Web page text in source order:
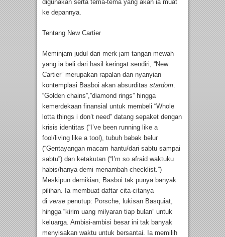
digunakan serta tema-tema yang akan ia muat
ke depannya.
Tentang New Cartier
Meminjam judul dari merk jam tangan mewah
yang ia beli dari hasil keringat sendiri, “New
Cartier” merupakan rapalan dan nyanyian
kontemplasi Basboi akan absurditas stardom
“Golden chains”,”diamond rings” hingga
kemerdekaan finansial untuk membeli “Whole
lotta things i don’t need” datang sepaket dengan
krisis identitas (“I’ve been running like a
fool/living like a tool), tubuh babak belur
(“Gentayangan macam hantu/dari sabtu sampai
sabtu”) dan ketakutan (“I’m so afraid waktuku
habis/hanya demi menambah checklist.”)
Meskipun demikian, Basboi tak punya banyak
pilihan. Ia membuat daftar cita-citanya
di verse penutup: Porsche, lukisan Basquiat,
hingga “kirim uang milyaran tiap bulan” untuk
keluarga. Ambisi-ambisi besar ini tak banyak
menyisakan waktu untuk bersantai. Ia memilih